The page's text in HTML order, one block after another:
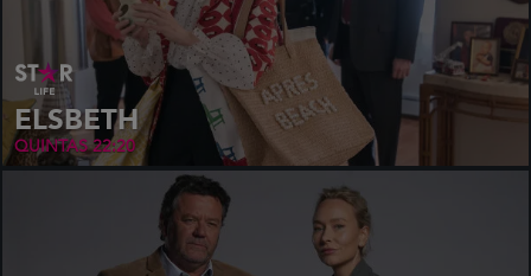
ELSBETH
QUINTAS 22:20